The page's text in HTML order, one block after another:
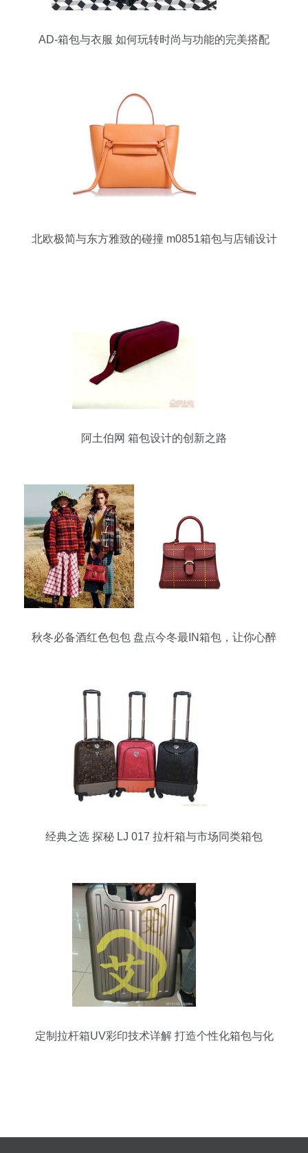
AD-箱包与衣服 如何玩转时尚与功能的完美搭配
北欧极简与东方雅致的碰撞 m0851箱包与店铺设计
阿土伯网 箱包设计的创新之路
秋冬必备酒红色包包 盘点今冬最IN箱包，让你心醉
经典之选 探秘 LJ 017 拉杆箱与市场同类箱包
定制拉杆箱UV彩印技术详解 打造个性化箱包与化